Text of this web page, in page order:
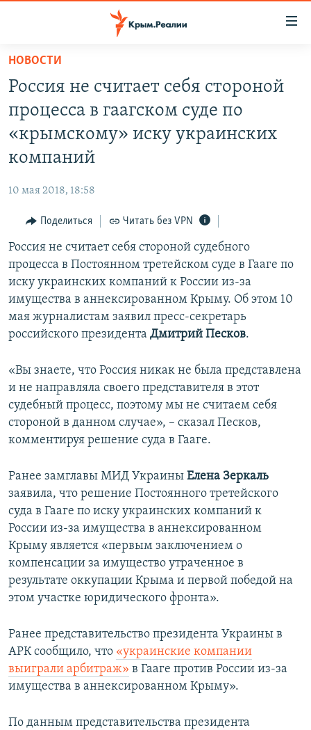
Вернуться
основному
содержанию
Вернутся
главной
Вернутся
поиску
КАРТА ВОЕННЫХ ОБЪЕКТОВ КРЫМА
ВОДА
ИНФОГРАФИКА
ТЕЛЕПРОЕКТ КРЫМ.РЕАЛИИ
ПРОПАВШИЕ БЕЗ ВЕСТИ
ПОБЕДИТЕЛЕЙ НЕ СУДЯТ?
ELIFBE
УКРАИНСКАЯ ПРОБЛЕМА КРЫМА
РАДІО СВОБОДА
КАК ОБОЙТИ БЛОКИРОВКУ
Українською
Qırımtatar
ПРИСОЕДИНЯЙТЕСЬ!
Все сайты RFE/RL
НОВОСТИ
Россия не считает себя стороной
процесса в гаагском суде по
«крымскому» иску украинских
компаний
10 мая 2018, 18:58
Поделиться Читать без VPN
Россия не считает себя стороной судебного
процесса в Постоянном третейском суде в Гааге по
иску украинских компаний к России из-за
имущества в аннексированном Крыму. Об этом 10
мая журналистам заявил пресс-секретарь
российского президента Дмитрий Песков.
«Вы знаете, что Россия никак не была представлена
и не направляла своего представителя в этот
судебный процесс, поэтому мы не считаем себя
стороной в данном случае», – сказал Песков,
комментируя решение суда в Гааге.
Ранее замглавы МИД Украины Елена Зеркаль
заявила, что решение Постоянного третейского
суда в Гааге по иску украинских компаний к
России из-за имущества в аннексированном
Крыму является «первым заключением о
компенсации за имущество утраченное в
результате оккупации Крыма и первой победой на
этом участке юридического фронта».
Ранее представительство президента Украины в
АРК сообщило, что «украинские компании
выиграли арбитраж» в Гааге против России из-за
имущества в аннексированном Крыму».
По данным представительства президента